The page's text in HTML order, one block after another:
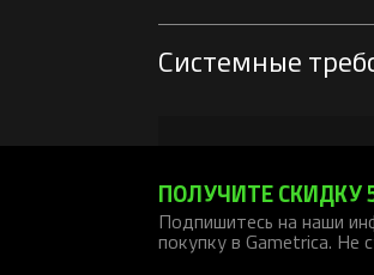
Системные
ПОЛУЧИТЕ СКИДКУ
Подпишитесь на наши
покупку в Gametrica. Не